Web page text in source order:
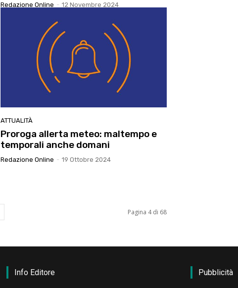
Redazione Online - 12 Novembre 2024
ATTUALITÀ
Proroga allerta meteo: maltempo e
temporali anche domani
Redazione Online - 19 Ottobre 2024
Pagina 4 di 68
Info Editore Pubblicità